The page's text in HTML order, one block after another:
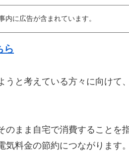
内に広告が含まれています。
ら
うと考えている方々に向けて
のまま自宅で消費することを
料金の節約につながります。